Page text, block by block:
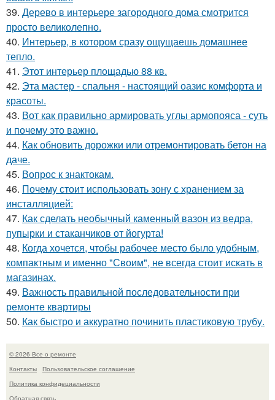
39. Дерево в интерьере загородного дома смотрится
просто великолепно.
40. Интерьер, в котором сразу ощущаешь домашнее
тепло.
41. Этот интерьер площадью 88 кв.
42. Эта мастер - спальня - настоящий оазис комфорта и
красоты.
43. Вот как правильно армировать углы армопояса - суть
и почему это важно.
44. Как обновить дорожки или отремонтировать бетон на
даче.
45. Вопрос к знактокам.
46. Почему стоит использовать зону с хранением за
инсталляцией:
47. Как сделать необычный каменный вазон из ведра,
пупырки и стаканчиков от йогурта!
48. Когда хочется, чтобы рабочее место было удобным,
компактным и именно "Своим", не всегда стоит искать в
магазинах.
49. Важность правильной последовательности при
ремонте квартиры
50. Как быстро и аккуратно починить пластиковую трубу.
© 2026 Все о ремонте
Контакты
Пользовательское соглашение
Политика конфидециальности
Обратная связь